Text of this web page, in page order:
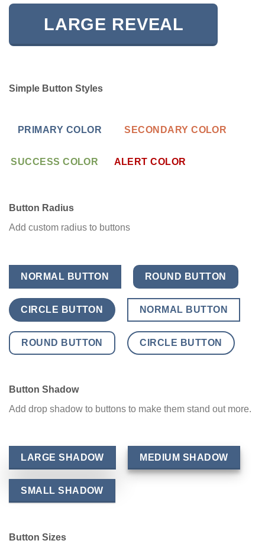
LARGE REVEAL
Simple Button Styles
PRIMARY COLOR SECONDARY COLOR
SUCCESS COLOR ALERT COLOR
Button Radius
Add custom radius to buttons
NORMAL BUTTON ROUND BUTTON
CIRCLE BUTTON NORMAL BUTTON
ROUND BUTTON CIRCLE BUTTON
Button Shadow
Add drop shadow to buttons to make them stand out more.
LARGE SHADOW MEDIUM SHADOW
SMALL SHADOW
Button Sizes